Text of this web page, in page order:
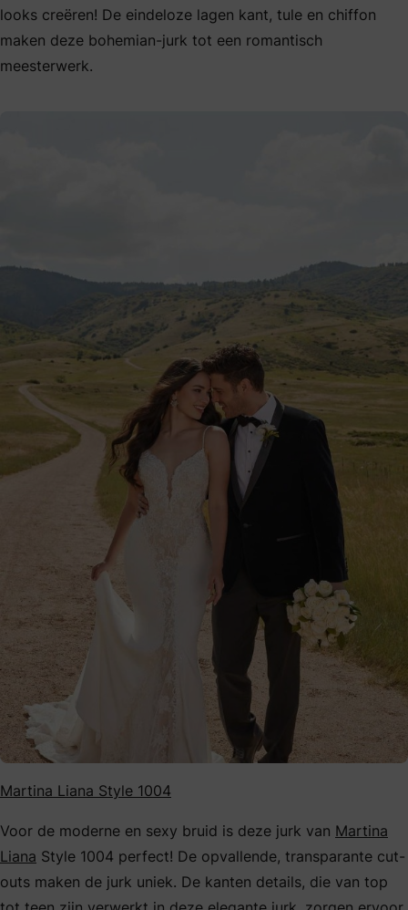
looks creëren! De eindeloze lagen kant, tule en chiffon
maken deze bohemian-jurk tot een romantisch
meesterwerk.
Martina Liana Style 1004
Voor de moderne en sexy bruid is deze jurk van Martina
Liana Style 1004 perfect! De opvallende, transparante cut-
outs maken de jurk uniek. De kanten details, die van top